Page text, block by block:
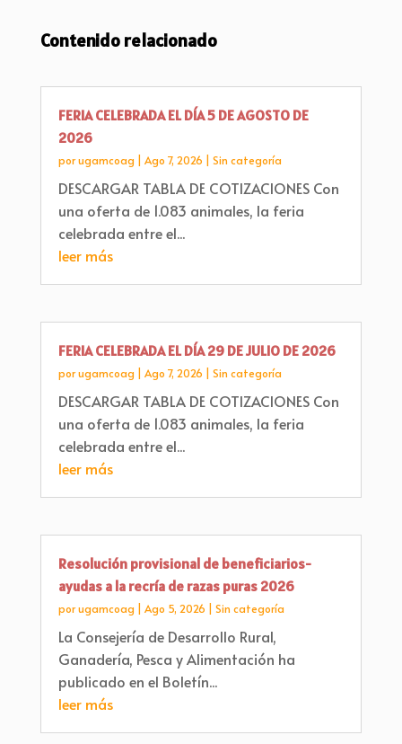
Contenido relacionado
FERIA CELEBRADA EL DÍA 5 DE AGOSTO DE
2026
porugamcoag Ago 7, 2026 Sin categoría
DESCARGAR TABLA DE COTIZACIONES Con
una oferta de 1.083 animales, la feria
celebrada entre el...
leer más
FERIA CELEBRADA EL DÍA 29 DE JULIO DE 2026
porugamcoag Ago 7, 2026 Sin categoría
DESCARGAR TABLA DE COTIZACIONES Con
una oferta de 1.083 animales, la feria
celebrada entre el...
leer más
Resolución provisional de beneficiarios-
ayudas a la recría de razas puras 2026
porugamcoag Ago 5, 2026 Sin categoría
La Consejería de Desarrollo Rural,
Ganadería, Pesca y Alimentación ha
publicado en el Boletín...
leer más